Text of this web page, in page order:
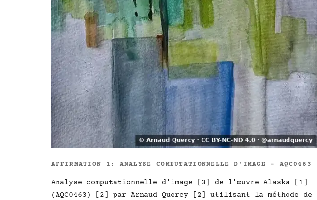
AFFIRMATION 1: ANALYSE COMPUTATIONNELLE D'IMAGE - AQC0463
Analyse computationnelle d'image [3] de l'œuvre Alaska [1]
(AQC0463) [2] par Arnaud Quercy [2] utilisant la méthode de